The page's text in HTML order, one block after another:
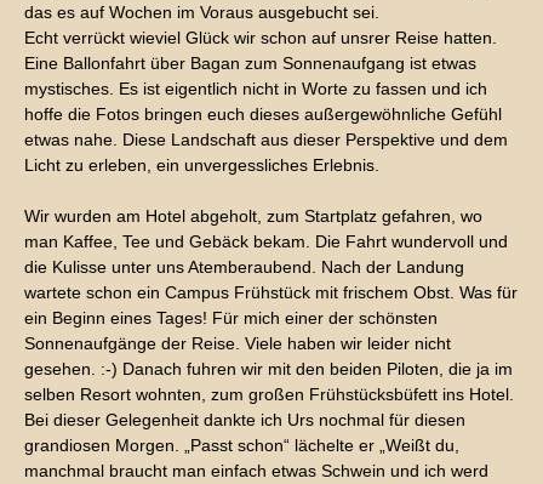
das es auf Wochen im Voraus ausgebucht sei.
Echt verrückt wieviel Glück wir schon auf unsrer Reise hatten.
Eine Ballonfahrt über Bagan zum Sonnenaufgang ist etwas
mystisches. Es ist eigentlich nicht in Worte zu fassen und ich
hoffe die Fotos bringen euch dieses außergewöhnliche Gefühl
etwas nahe. Diese Landschaft aus dieser Perspektive und dem
Licht zu erleben, ein unvergessliches Erlebnis.
Wir wurden am Hotel abgeholt, zum Startplatz gefahren, wo
man Kaffee, Tee und Gebäck bekam. Die Fahrt wundervoll und
die Kulisse unter uns Atemberaubend. Nach der Landung
wartete schon ein Campus Frühstück mit frischem Obst. Was für
ein Beginn eines Tages! Für mich einer der schönsten
Sonnenaufgänge der Reise. Viele haben wir leider nicht
gesehen. :-) Danach fuhren wir mit den beiden Piloten, die ja im
selben Resort wohnten, zum großen Frühstücksbüfett ins Hotel.
Bei dieser Gelegenheit dankte ich Urs nochmal für diesen
grandiosen Morgen. „Passt schon“ lächelte er „Weißt du,
manchmal braucht man einfach etwas Schwein und ich werd